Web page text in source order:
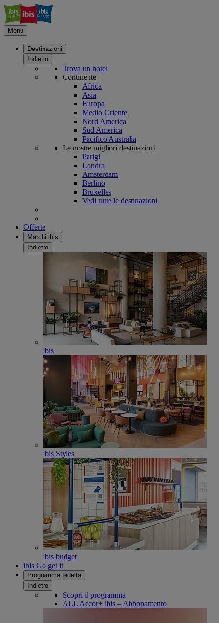
Menu
Destinazioni
Indietro
Trova un hotel
Continente
Africa
Asia
Europa
Medio Oriente
Nord America
Sud America
Pacifico Australia
Le nostre migliori destinazioni
Parigi
Londra
Amsterdam
Berlino
Bruxelles
Vedi tutte le destinazioni
Offerte
Marchi ibis
Indietro
ibis
ibis Styles
ibis budget
ibis Go get it
Programma fedeltà
Indietro
Scopri il programma
ALL Accor+ ibis – Abbonamento